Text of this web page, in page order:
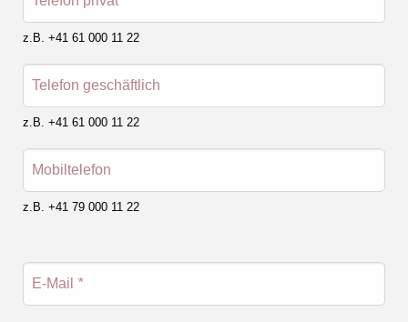
z.B. +41 61 000 11 22
Telefon geschäftlich
z.B. +41 61 000 11 22
Mobiltelefon
z.B. +41 79 000 11 22
E-Mail *